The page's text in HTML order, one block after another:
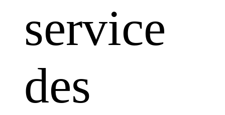
service
des